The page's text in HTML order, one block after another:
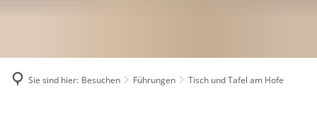
Sie sind hier: Besuchen Führungen Tisch und Tafel am Hofe